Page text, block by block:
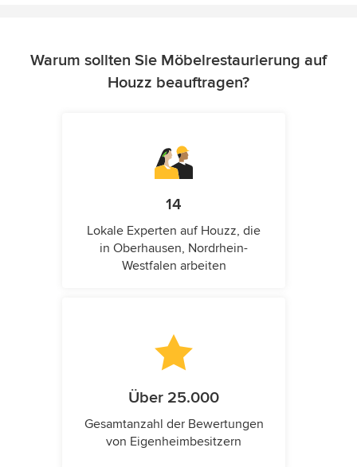
Warum sollten Sie Möbelrestaurierung auf
Houzz beauftragen?
14
Lokale Experten auf Houzz, die
in Oberhausen, Nordrhein-
Westfalen arbeiten
Über 25.000
Gesamtanzahl der Bewertungen
von Eigenheimbesitzern